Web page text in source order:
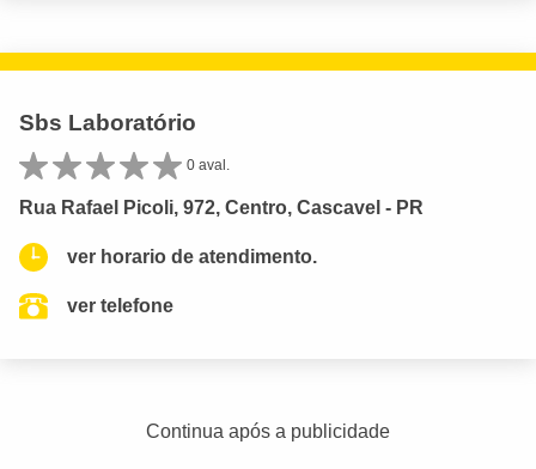
Sbs Laboratório
0 aval.
Rua Rafael Picoli, 972, Centro, Cascavel - PR
ver horario de atendimento.
ver telefone
Continua após a publicidade